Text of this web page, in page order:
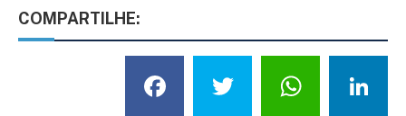
COMPARTILHE:
Facebook
Twitter